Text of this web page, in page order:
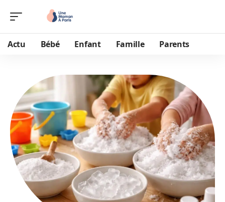
Actu Bébé Enfant Famille Parents